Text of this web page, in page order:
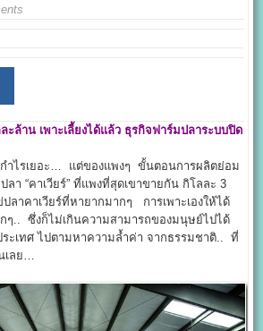
ะล้าน เพาะเลี้ยงได้แล้ว ธุรกิจฟาร์มปลาระบบปิด
ไรเยอะ… แต่ของแพงๆ ขั้นตอนการผลิตย่อม
า “คาเวียร์” ที่แพงที่สุดเขาขายกัน กิโลละ 3
ลาคาเวียร์ที่หายากมากๆ การเพาะเองให้ได้
กๆ.. ซึ่งก็ไม่เกินความสามารถของมนุษย์ไปได้
ระเทศ ไปตามหาความล้ำค่า จากธรรมชาติ.. ที่
เลย…